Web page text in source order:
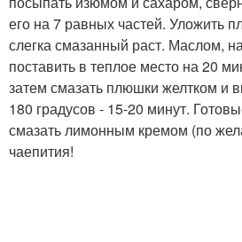
его на 7 равных частей. Уложить
слегка смазанный раст. Маслом,
поставить в теплое место на 20
затем смазать плюшки желтком и
180 градусов - 15-20 минут.
смазать лимонным кремом (по
чаепития!